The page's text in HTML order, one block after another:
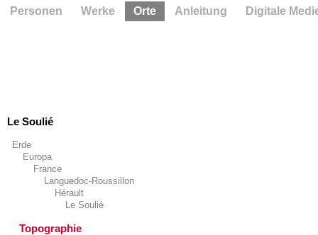
Le Soulié
Erde
Europa
France
Languedoc-Roussillon
Hérault
Le Soulié
Topographie
Personen Werke Orte Anleitung Digitale